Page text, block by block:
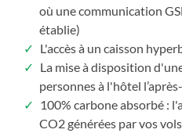
où une communication
établie)
L'accès à un caisson
La mise à disposition
personnes à l'hôtel
100% carbone absorbé :
CO2 générées par vos